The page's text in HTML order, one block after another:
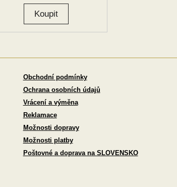
Obchodní podmínky
Ochrana osobních údajů
Vrácení a výměna
Reklamace
Možnosti dopravy
Možnosti platby
Poštovné a doprava na SLOVENSKO